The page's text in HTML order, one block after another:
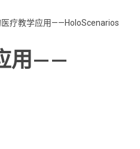
疗教学应用——HoloScenarios
用——